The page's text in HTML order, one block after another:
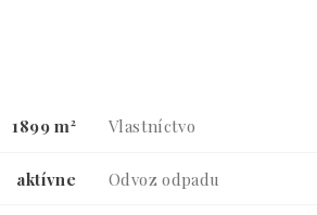
1899 m² Vlastníctvo
aktívne Odvoz odpadu